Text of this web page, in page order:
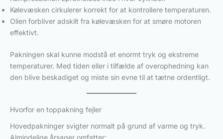
Kølevæsken cirkulerer korrekt for at kontrollere temperaturen.
Olien forbliver adskilt fra kølevæsken for at smøre motoren
effektivt.
Pakningen skal kunne modstå et enormt tryk og ekstreme
temperaturer. Med tiden eller i tilfælde af overophedning kan
den blive beskadiget og miste sin evne til at tætne ordentligt.
Hvorfor en toppakning fejler
Hovedpakninger svigter normalt på grund af varme og tryk.
Almindelige årsager omfatter: